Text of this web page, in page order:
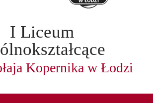
I Liceum
Kopernika w Łodzi